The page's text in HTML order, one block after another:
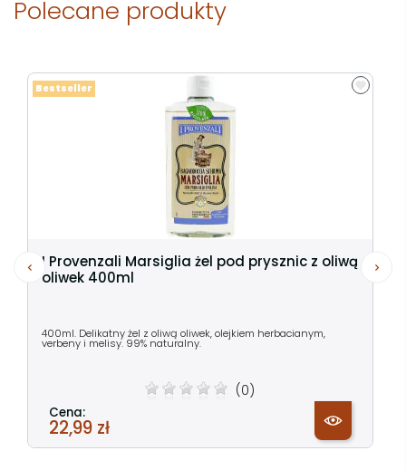
Polecane produkty
I Provenzali Marsiglia żel pod prysznic z oliwą
oliwek 400ml
400ml. Delikatny żel z oliwą oliwek, olejkiem herbacianym,
verbeny i melisy. 99% naturalny.
(0)
Cena:
22,99 zł
Bestseller